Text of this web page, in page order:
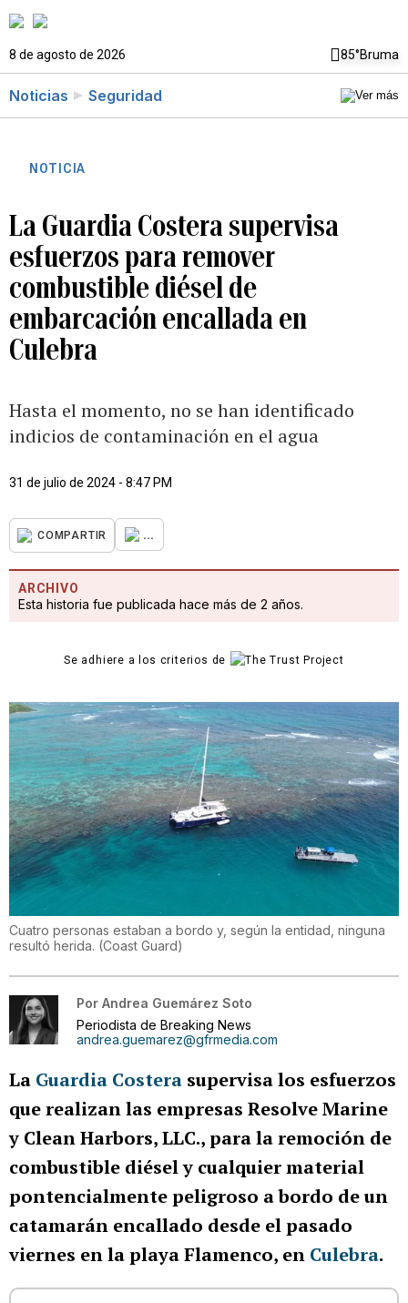
8 de agosto de 2026 85°Bruma
Noticias Seguridad
NOTICIA
La Guardia Costera supervisa
esfuerzos para remover
combustible diésel de
embarcación encallada en
Culebra
Hasta el momento, no se han identificado
indicios de contaminación en el agua
31 de julio de 2024 - 8:47 PM
COMPARTIR ...
ARCHIVO
Esta historia fue publicada hace más de 2 años.
Se adhiere a los criterios de
Cuatro personas estaban a bordo y, según la entidad, ninguna
resultó herida. (Coast Guard)
Por Andrea Guemárez Soto
Periodista de Breaking News
andrea.guemarez@gfrmedia.com
La Guardia Costera supervisa los esfuerzos
que realizan las empresas Resolve Marine
y Clean Harbors, LLC., para la remoción de
combustible diésel y cualquier material
pontencialmente peligroso a bordo de un
catamarán encallado desde el pasado
viernes en la playa Flamenco, en Culebra.